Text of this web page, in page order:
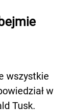
wszystkie
w
Tusk.